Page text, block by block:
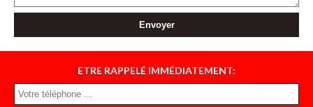
ETRE RAPPELÉ IMMÉDIATEMENT: